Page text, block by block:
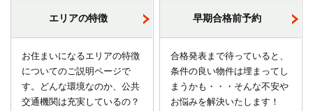
エリアの特徴
お住まいになるエリアの特徴
についてのご説明ページで
す。どんな環境なのか、公共
交通機関は充実しているの？
早期合格前予約
合格発表まで待っていると、
条件の良い物件は埋まってし
まうかも・・・そんな不安や
お悩みを解決いたします！